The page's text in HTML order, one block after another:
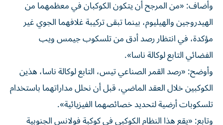
وأضاف: «من المرجح أن يتكون الكوكبان في معظمهما من
الهيدروجين والهيليوم، بينما تبقى تركيبة غلافهما الجوي غير
مؤكدة، في انتظار رصد أدق من تلسكوب جيمس ويب
الفضائي التابع لوكالة ناسا».
وأوضح: «رصد القمر الصناعي تيس، التابع لوكالة ناسا، هذين
الكوكبين خلال العقد الماضي، قبل أن نحلل مداراتهما باستخدام
تلسكوبات أرضية لتحديد خصائصهما الفيزيائية».
وتابع: «يقع هذا النظام الكوكبي في كوكبة فولانس الجنوبية